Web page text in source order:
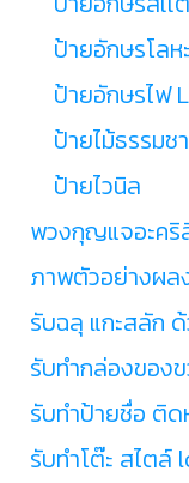
ป้ายอักษรโลห
ป้ายอักษรไฟ
ป้ายไม้ธรรมช
ป้ายไวนิล
พวงกุญแจอะคริ
ภาพตัวอย่างผล
รับฉลุ แกะสลัก
รับทำกล่องของ
รับทำป้ายชื่อ ติด
รับทำโต๊ะ สไตล์